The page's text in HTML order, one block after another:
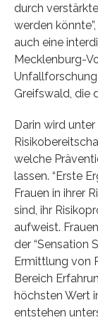
durch
werden
auch eine
Mecklenburg-
Greifswald, die
Darin wird
welche
lassen. “Erste
Frauen in ihrer
sind, ihr
aufweist.
der “Sensation
Ermittlung von
Bereich
höchsten Wert
entstehen